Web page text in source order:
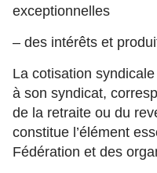
exceptionnelles
– des intérêts et
La cotisation
à son syndicat,
de la retraite ou du
constitue l’élément
Fédération et des